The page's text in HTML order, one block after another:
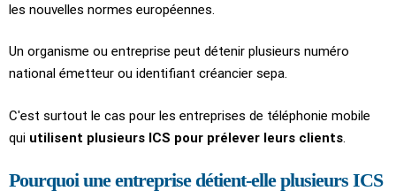
les nouvelles normes européennes.
Un organisme ou entreprise peut détenir plusieurs numéro
national émetteur ou identifiant créancier sepa.
C'est surtout le cas pour les entreprises de téléphonie mobile
qui utilisent plusieurs ICS pour prélever leurs clients.
Pourquoi une entreprise détient-elle plusieurs ICS